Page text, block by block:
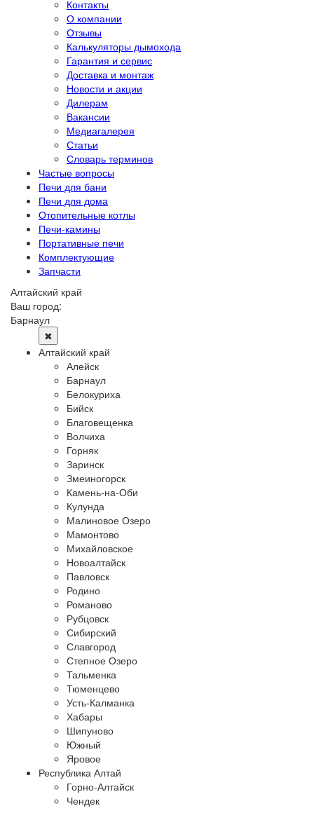
Контакты
О компании
Отзывы
Калькуляторы дымохода
Гарантия и сервис
Доставка и монтаж
Новости и акции
Дилерам
Вакансии
Медиагалерея
Статьи
Словарь терминов
Частые вопросы
Печи для бани
Печи для дома
Отопительные котлы
Печи-камины
Портативные печи
Комплектующие
Запчасти
Алтайский край
Ваш город:
Барнаул
✖
Алтайский край
Алейск
Барнаул
Белокуриха
Бийск
Благовещенка
Волчиха
Горняк
Заринск
Змеиногорск
Камень-на-Оби
Кулунда
Малиновое Озеро
Мамонтово
Михайловское
Новоалтайск
Павловск
Родино
Романово
Рубцовск
Сибирский
Славгород
Степное Озеро
Тальменка
Тюменцево
Усть-Калманка
Хабары
Шипуново
Южный
Яровое
Республика Алтай
Горно-Алтайск
Чендек